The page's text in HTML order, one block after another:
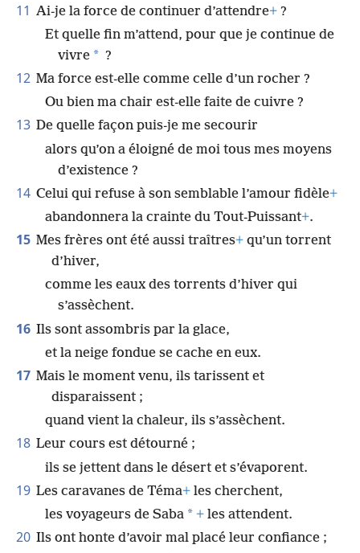
11 Ai-je la force de continuer d’attendre+ ?
Et quelle fin m’attend, pour que je continue de
vivre * ?
12 Ma force est-elle comme celle d’un rocher ?
Ou bien ma chair est-elle faite de cuivre ?
13 De quelle façon puis-je me secourir
alors qu’on a éloigné de moi tous mes moyens
d’existence ?
14 Celui qui refuse à son semblable l’amour fidèle+
abandonnera la crainte du Tout-Puissant+.
15 Mes frères ont été aussi traîtres+ qu’un torrent
d’hiver,
comme les eaux des torrents d’hiver qui
s’assèchent.
16 Ils sont assombris par la glace,
et la neige fondue se cache en eux.
17 Mais le moment venu, ils tarissent et
disparaissent ;
quand vient la chaleur, ils s’assèchent.
18 Leur cours est détourné ;
ils se jettent dans le désert et s’évaporent.
19 Les caravanes de Téma+ les cherchent,
les voyageurs de Saba * + les attendent.
20 Ils ont honte d’avoir mal placé leur confiance ;